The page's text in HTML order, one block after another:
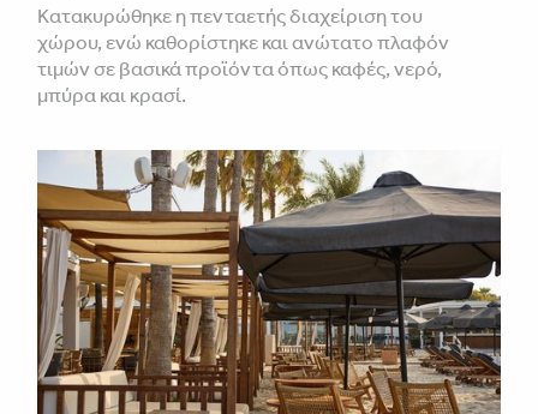
Κατακυρώθηκε η πενταετής διαχείριση του
χώρου, ενώ καθορίστηκε και ανώτατο πλαφόν
τιμών σε βασικά προϊόντα όπως καφές, νερό,
μπύρα και κρασί.